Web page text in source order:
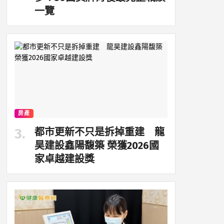
一覽
房產
都市更新不只是拆掉重建 龍
昊建設鑫陽馥築 榮獲2026國
家卓越建設獎